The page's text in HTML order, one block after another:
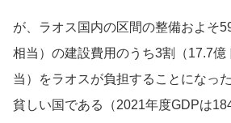
が、ラオス国内の区間の整備およそ
相当）の建設費用のうち3割（17.7億
当）をラオスが負担することになっ
貧しい国である（2021年度GDPは